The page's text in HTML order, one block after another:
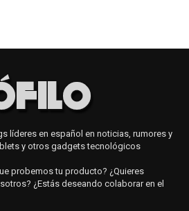
líderes en español en noticias, rumores y
y otros gadgets tecnológicos
probemos tu producto? ¿Quieres
¿Estás deseando colaborar en el